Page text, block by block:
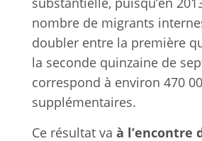
nombre de migrants
doubler entre la première
la seconde quinzaine de
correspond à environ 470
supplémentaires.
Ce résultat va à l’encontre